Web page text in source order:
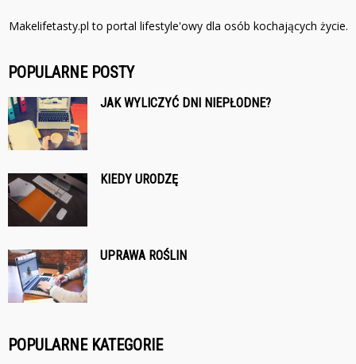
Makelifetasty.pl to portal lifestyle'owy dla osób kochających życie.
POPULARNE POSTY
JAK WYLICZYĆ DNI NIEPŁODNE?
KIEDY URODZĘ
UPRAWA ROŚLIN
POPULARNE KATEGORIE